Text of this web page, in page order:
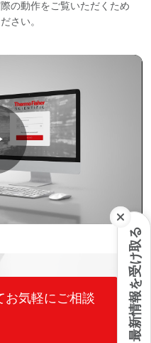
最新情報を受け取る
の動作をご覧いただくため
さい。
お気軽にご相談